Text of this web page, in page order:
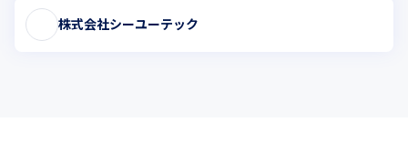
株式会社シーユーテック